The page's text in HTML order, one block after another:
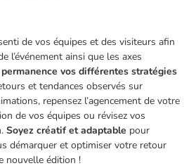
de vos équipes et des visiteurs afin
l’événement ainsi que les axes
vos différentes stratégies
et tendances observés sur
repensez l’agencement de votre
de vos équipes ou révisez vos
Soyez créatif et adaptable pour
démarquer et optimiser votre retour
nouvelle édition !